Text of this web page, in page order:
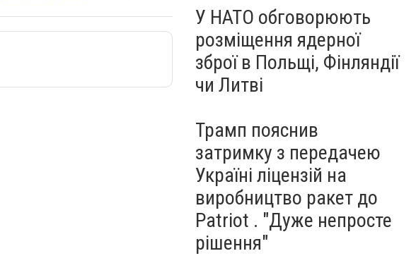
У НАТО обговорюють
розміщення ядерної
зброї в Польщі, Фінляндії
чи Литві
Трамп пояснив
затримку з передачею
Україні ліцензій на
виробництво ракет до
Patriot . "Дуже непросте
рішення"